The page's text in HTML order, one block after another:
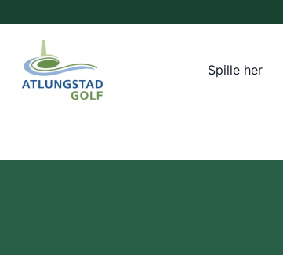
Spille her